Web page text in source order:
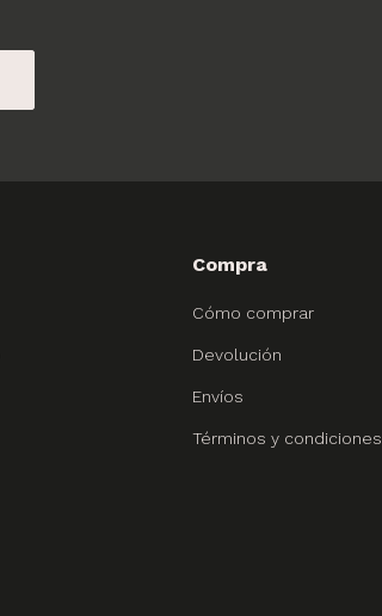
Compra
Cómo comprar
Devolución
Envíos
Términos y condiciones